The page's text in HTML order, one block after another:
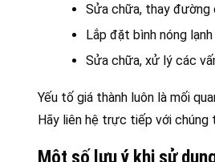
Sửa chữa, thay đường
Lắp đặt bình nóng
Sửa chữa, xử lý các
Yếu tố giá thành luôn là mối
Hãy liên hệ trực tiếp với chúng
Một số lưu ý khi sử